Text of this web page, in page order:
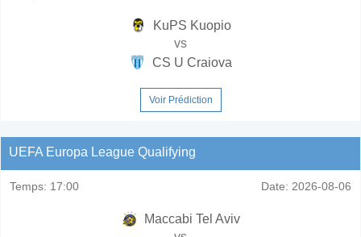
KuPS Kuopio
vs
CS U Craiova
Voir Prédiction
UEFA Europa League Qualifying
Temps: 17:00 Date: 2026-08-06
Maccabi Tel Aviv